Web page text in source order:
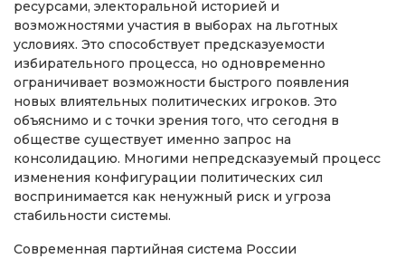
ресурсами, электоральной историей и
возможностями участия в выборах на льготных
условиях. Это способствует предсказуемости
избирательного процесса, но одновременно
ограничивает возможности быстрого появления
новых влиятельных политических игроков. Это
объяснимо и с точки зрения того, что сегодня в
обществе существует именно запрос на
консолидацию. Многими непредсказуемый процесс
изменения конфигурации политических сил
воспринимается как ненужный риск и угроза
стабильности системы.
Современная партийная система России